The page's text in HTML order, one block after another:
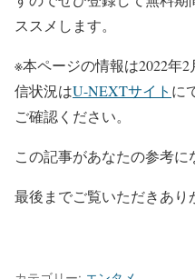
ススメします。
※本ページの情報は2022年
信状況はU-NEXTサイト に
ご確認ください。
この記事があなたの参考に
最後までご覧いただきあり